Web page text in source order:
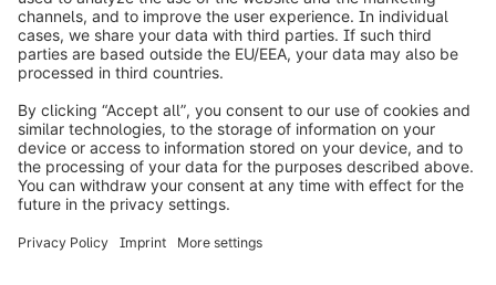
info@shopware.com
Informazioni su Shopware
Prodotti
Soluzioni